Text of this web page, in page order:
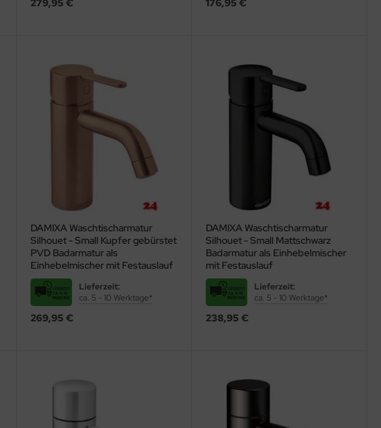
279,95 € 176,95 €
DAMIXA Waschtischarmatur
Silhouet - Small Kupfer gebürstet
PVD Badarmatur als
Einhebelmischer mit Festauslauf
Lieferzeit:
ca. 5 - 10 Werktage*
269,95 €
DAMIXA Waschtischarmatur
Silhouet - Small Mattschwarz
Badarmatur als Einhebelmischer
mit Festauslauf
Lieferzeit:
ca. 5 - 10 Werktage*
238,95 €